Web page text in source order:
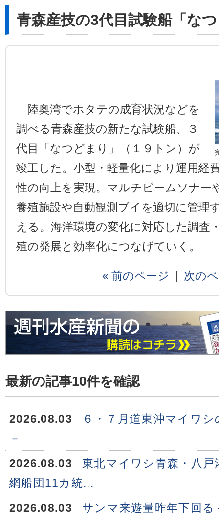
青森産技の3代目試験船「な
陸奥湾でホタテの成育状況などを
調べる青森産技の新たな試験船、３
代目「なつどまり」（１９トン）が
竣工した。小型・軽量化により運用経
性の向上を実現。マルチビームソナー
養殖施設や自動観測ブイを適切に管理
える。海洋環境の変化に対応した調査
殖の発展と効率化につなげていく。
« 前のページ | 次の
最新の記事10件を確認
2026.08.03
６・７月道東沖マイワ
－
2026.08.03
東北マイワシ青森・八
網船団11カ統...
2026.08.03
サンマ来遊量昨年下回